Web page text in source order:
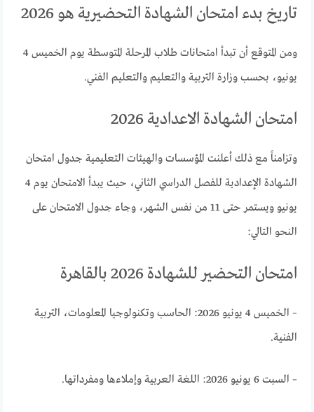
تاريخ بدء امتحان الشهادة التحضيرية هو 2026
ومن المتوقع أن تبدأ امتحانات طلاب المرحلة المتوسطة يوم الخميس 4
يونيو، بحسب وزارة التربية والتعليم والتعليم الفني.
امتحان الشهادة الاعدادية 2026
وتزامناً مع ذلك أعلنت المؤسسات والهيئات التعليمية جدول امتحان
الشهادة الإعدادية للفصل الدراسي الثاني، حيث يبدأ الامتحان يوم 4
يونيو ويستمر حتى 11 من نفس الشهر، وجاء جدول الامتحان على
النحو التالي:
امتحان التحضير للشهادة 2026 بالقاهرة
– الخميس 4 يونيو 2026: الحاسب وتكنولوجيا المعلومات، التربية
الفنية.
– السبت 6 يونيو 2026: اللغة العربية وإملاءها ومفرداتها.